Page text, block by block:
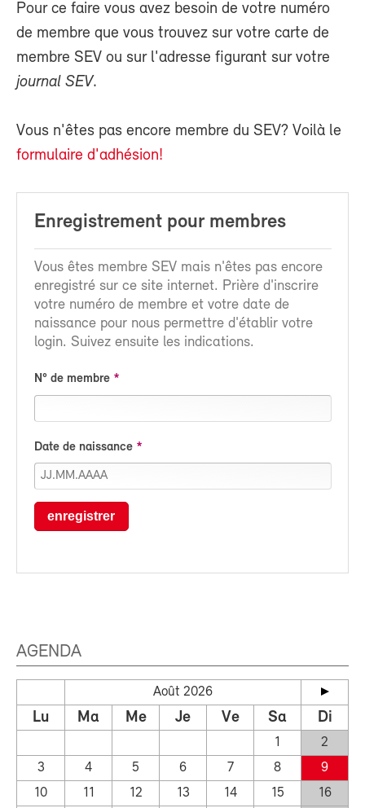
Pour ce faire vous avez besoin de votre numéro
de membre que vous trouvez sur votre carte de
membre SEV ou sur l'adresse figurant sur votre
journal SEV.
Vous n'êtes pas encore membre du SEV? Voilà le
formulaire d'adhésion!
Enregistrement pour membres
Vous êtes membre SEV mais n'êtes pas encore
enregistré sur ce site internet. Prière d'inscrire
votre numéro de membre et votre date de
naissance pour nous permettre d'établir votre
login. Suivez ensuite les indications.
N° de membre
Date de naissance
enregistrer
AGENDA
Août 2026
Lu Ma Me Je Ve Sa Di
1
2
3
4 5 6 7 8
9
10
11 12 13 14 15
16